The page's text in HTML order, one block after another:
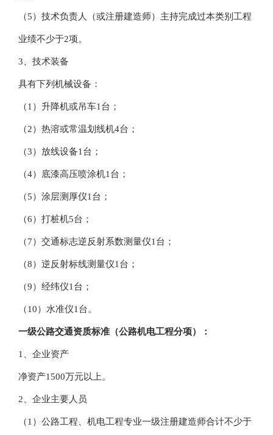
（5）技术负责人（或注册建造师）主持完成过本类别工程
业绩不少于2项。
3、技术装备
具有下列机械设备：
（1）升降机或吊车1台；
（2）热溶或常温划线机4台；
（3）放线设备1台；
（4）底漆高压喷涂机1台；
（5）涂层测厚仪1台；
（6）打桩机5台；
（7）交通标志逆反射系数测量仪1台；
（8）逆反射标线测量仪1台；
（9）经纬仪1台；
（10）水准仪1台。
一级公路交通资质标准（公路机电工程分项）：
1、企业资产
净资产1500万元以上。
2、企业主要人员
（1）公路工程、机电工程专业一级注册建造师合计不少于